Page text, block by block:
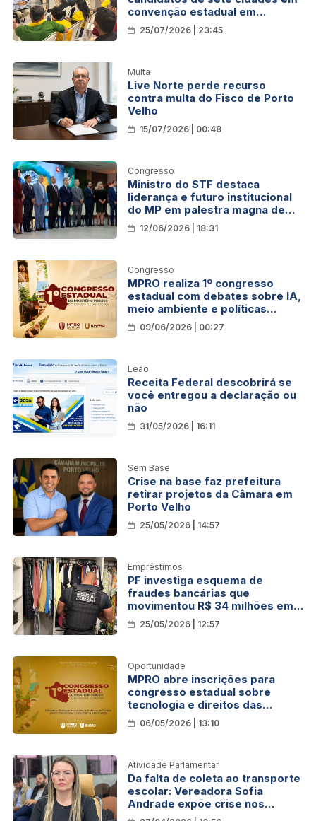
convenção estadual em
Rondônia
25/07/2026 | 23:45
Multa
Live Norte perde recurso
contra multa do Fisco de Porto
Velho
15/07/2026 | 00:48
Congresso
Ministro do STF destaca
liderança e futuro institucional
do MP em palestra magna de
encerramento do 1º Congresso
Estadual do MPRO
12/06/2026 | 18:31
Congresso
MPRO realiza 1º congresso
estadual com debates sobre IA,
meio ambiente e políticas
públicas
09/06/2026 | 00:27
Leão
Receita Federal descobrirá se
você entregou a declaração ou
não
31/05/2026 | 16:11
Sem Base
Crise na base faz prefeitura
retirar projetos da Câmara em
Porto Velho
25/05/2026 | 14:57
Empréstimos
PF investiga esquema de
fraudes bancárias que
movimentou R$ 34 milhões em
Porto Velho
25/05/2026 | 12:57
Oportunidade
MPRO abre inscrições para
congresso estadual sobre
tecnologia e direitos das
vítimas
06/05/2026 | 13:10
Atividade Parlamentar
Da falta de coleta ao transporte
escolar: Vereadora Sofia
Andrade expõe crise nos
distritos de Porto Velho